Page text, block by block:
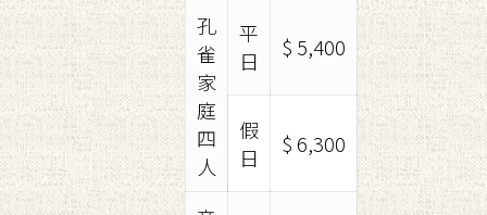
孔
雀
家
庭
四
人
平
日
$ 5,400
假
日
$ 6,300